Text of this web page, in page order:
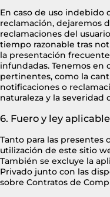
En caso de uso
reclamación, dejaremos
reclamaciones del
tiempo razonable tras
la presentación
infundadas. Tenemos en
pertinentes, como la
notificaciones o
naturaleza y la severidad
6. Fuero y ley aplicable
Tanto para las presentes
utilización de este sitio
También se excluye la
Privado junto con las
sobre Contratos de